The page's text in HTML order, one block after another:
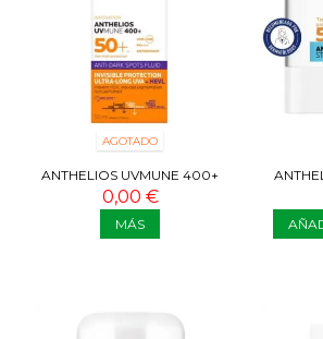
AGOTADO
ANTHELIOS UVMUNE 400+
ANTI DARK SPOTS 50 ML
0,00 €
MÁS